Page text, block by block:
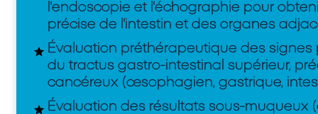
l'endoscopie et l'échographie pour
précise de l'intestin et des organes
Évaluation préthérapeutique des
du tractus gastro-intestinal supérieur,
cancéreux (œsophagien, gastrique,
Évaluation des résultats sous-muqueux
Formulaire pour les